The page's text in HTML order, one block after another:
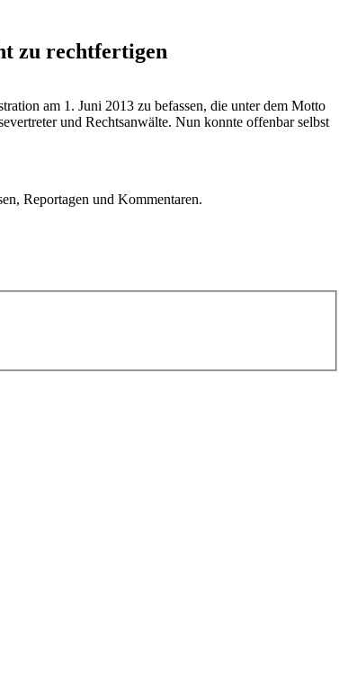
zu rechtfertigen
am 1. Juni 2013 zu befassen, die unter dem Motto
und Rechtsanwälte. Nun konnte offenbar selbst
Reportagen und Kommentaren.